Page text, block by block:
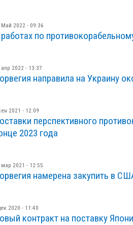
Май 2022 - 09:36
по
апр 2022 - 13:37
направила на Украину
2021 - 12:09
перспективного
2023 года
мар 2021 - 12:55
намерена закупить в
2020 - 11:40
контракт на поставку